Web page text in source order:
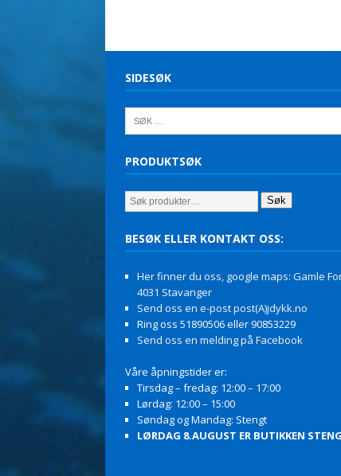
SIDESØK
PRODUKTSØK
Søk
BESØK ELLER KONTAKT OSS:
Her finner du oss, google maps: Gamle
4031 Stavanger
Send oss en e-post post(A)jdykk.no
Ring oss 51890506 eller 90853229
Send oss en melding på Facebook
Våre åpningstider er:
Tirsdag – fredag: 12:00 – 17:00
Lørdag: 12:00 – 15:00
Søndag og Mandag: Stengt
LØRDAG 8.AUGUST ER BUTIKKEN